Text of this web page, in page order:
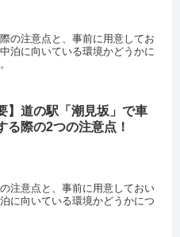
の注意点と、事前に用意してお
泊に向いている環境かどうかに
】道の駅「潮見坂」で車
る際の2つの注意点！
注意点と、事前に用意しておい
に向いている環境かどうかにつ